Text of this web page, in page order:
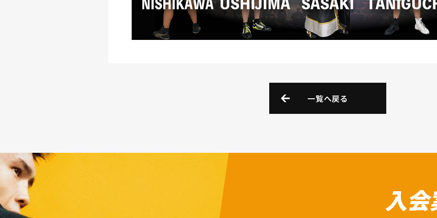
一覧へ戻る
入